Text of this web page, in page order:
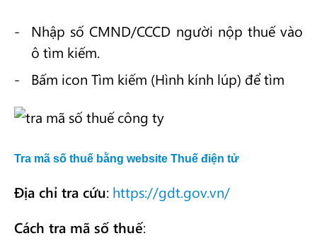
Nhập số CMND/CCCD người nộp thuế vào
ô tìm kiếm.
Bấm icon Tìm kiếm (Hình kính lúp) để tìm
Tra mã số thuế bằng website Thuế điện tử
Địa chỉ tra cứu: https://gdt.gov.vn/
Cách tra mã số thuế: